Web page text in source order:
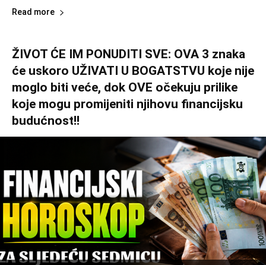
Read more
ŽIVOT ĆE IM PONUDITI SVE: OVA 3 znaka
će uskoro UŽIVATI U BOGATSTVU koje nije
moglo biti veće, dok OVE očekuju prilike
koje mogu promijeniti njihovu financijsku
budućnost!!